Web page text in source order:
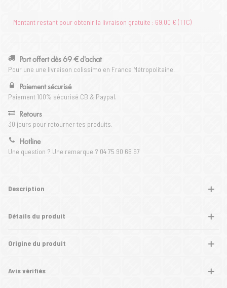
Montant restant pour obtenir la livraison gratuite : 69,00 € (TTC)
Port offert dès 69 € d'achat
Pour une une livraison colissimo en France Métropolitaine.
Paiement sécurisé
Paiement 100% sécurisé CB & Paypal.
Retours
30 jours pour retourner tes produits.
Hotline
Une question ? Une remarque ? 04 75 90 66 97
Description
Détails du produit
Origine du produit
Avis vérifiés